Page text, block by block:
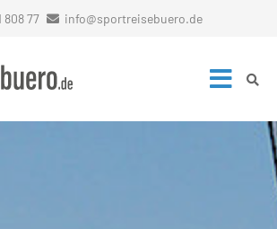
808 77 info@sportreisebuero.de